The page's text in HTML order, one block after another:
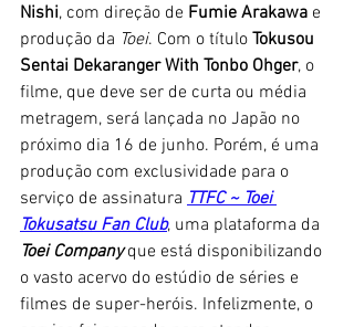
Nishi, com direção de Fumie Arakawa e
produção da Toei. Com o título Tokusou
Sentai Dekaranger With Tonbo Ohger, o
filme, que deve ser de curta ou média
metragem, será lançada no Japão no
próximo dia 16 de junho. Porém, é uma
produção com exclusividade para o
serviço de assinatura TTFC ~ Toei
Tokusatsu Fan Club, uma plataforma da
Toei Company que está disponibilizando
o vasto acervo do estúdio de séries e
filmes de super-heróis. Infelizmente, o